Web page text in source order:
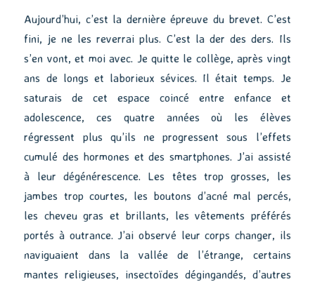
Aujourd’hui, c’est la dernière épreuve du brevet. C’est
fini, je ne les reverrai plus. C’est la der des ders. Ils
s’en vont, et moi avec. Je quitte le collège, après vingt
ans de longs et laborieux sévices. Il était temps. Je
saturais de cet espace coincé entre enfance et
adolescence, ces quatre années où les élèves
régressent plus qu’ils ne progressent sous l’effets
cumulé des hormones et des smartphones. J’ai assisté
à leur dégénérescence. Les têtes trop grosses, les
jambes trop courtes, les boutons d’acné mal percés,
les cheveu gras et brillants, les vêtements préférés
portés à outrance. J’ai observé leur corps changer, ils
naviguaient dans la vallée de l’étrange, certains
mantes religieuses, insectoïdes dégingandés, d’autres